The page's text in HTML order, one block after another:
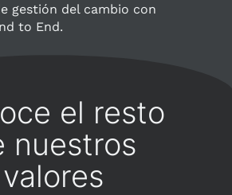
gestión del cambio con
to End.
el resto
nuestros
valores